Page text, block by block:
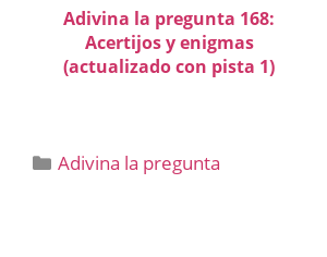
Adivina la pregunta 168:
Acertijos y enigmas
(actualizado con pista 1)
Categorías
Adivina la pregunta